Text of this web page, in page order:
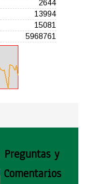
2644
13994
15081
5968761
Preguntas y
Comentarios